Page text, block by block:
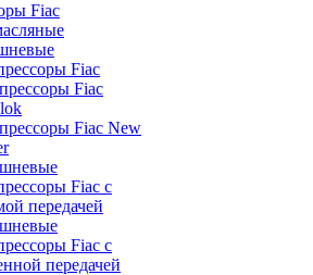
Fiac
Fiac
Fiac
Fiac New
Fiac с
передачей
Fiac с
передачей